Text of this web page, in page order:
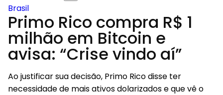
Brasil
Primo Rico compra R$ 1
milhão em Bitcoin e
avisa: “Crise vindo aí”
Ao justificar sua decisão, Primo Rico disse ter
necessidade de mais ativos dolarizados e que vê o